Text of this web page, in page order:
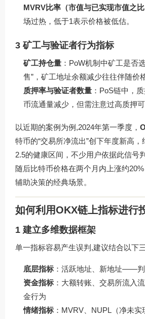
MVRV比率（市值与已实现市值之比
场过热，低于1表示价格被低估。
3 矿工与验证者行为指标
矿工持仓量 ：PoW机制中矿工是否
售”，矿工地址余额减少往往伴随价
质押率与验证者数量 ：PoS链中，
币流通量减少，但需注意过高质押可
以近期的案例为例,2024年第一季度，
特币的“交易所净流出”创下年度新高
2.5的健康区间，不少用户依据此信号
随后比特币价格在两个月内上涨约
辅助决策的经典场景。
如何利用OKX链上指标进行
1 建立多维数据框架
单一指标容易产生误判,建议结合以下
底层指标 ：活跃地址、新地址——
资金指标 ：大额转账、交易所流
金行为
情绪指标 ：MVRV、NUPL（净未